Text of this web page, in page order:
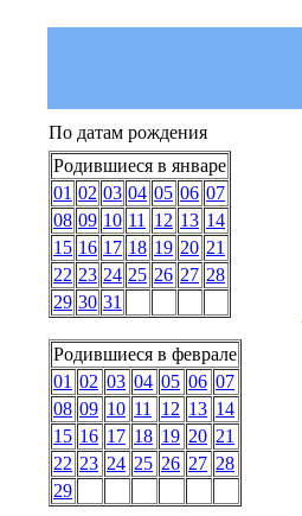
По датам рождения
Родившиеся в январе
01 02 03 04 05 06 07
08 09 10 11 12 13 14
15 16 17 18 19 20 21
22 23 24 25 26 27 28
29 30 31
Родившиеся в феврале
01 02 03 04 05 06 07
08 09 10 11 12 13 14
15 16 17 18 19 20 21
22 23 24 25 26 27 28
29